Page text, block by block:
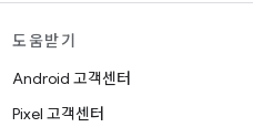
도움받기
Android 고객센터
Pixel 고객센터